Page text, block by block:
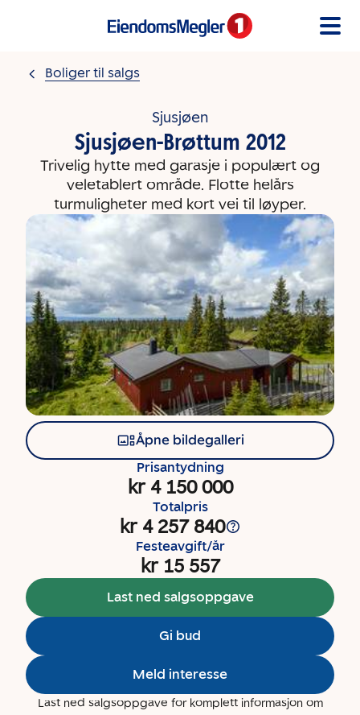
Boliger til salgs
Sjusjøen
Sjusjøen-Brøttum 2012
Trivelig hytte med garasje i populært og
veletablert område. Flotte helårs
turmuligheter med kort vei til løyper.
Åpne bildegalleri
Prisantydning
kr 4 150 000
Totalpris
kr 4 257 840
Festeavgift/år
kr 15 557
Last ned salgsoppgave
Gi bud
Meld interesse
Last ned salgsoppgave for komplett informasjon om